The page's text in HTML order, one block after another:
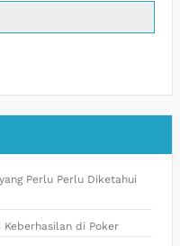
Perlu Perlu Diketahui
di Poker